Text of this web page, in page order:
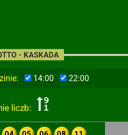
14:00 22:00
liczb:
- KASKADA